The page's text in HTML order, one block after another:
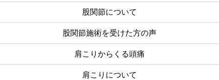
股関節について
股関節施術を受けた方の声
肩こりからくる頭痛
肩こりについて